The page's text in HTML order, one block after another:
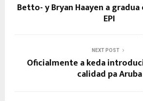
Betto- y Bryan Haayen a
EPI
NEXT POST
Oficialmente a keda
calidad pa Aruba